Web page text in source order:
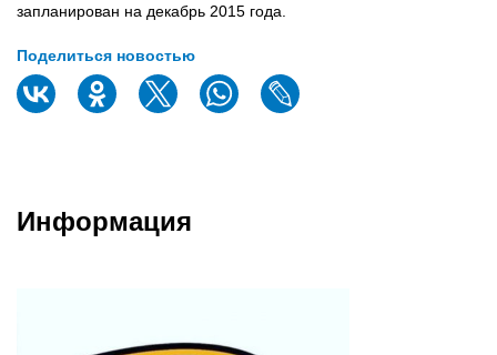
запланирован на декабрь 2015 года.
Поделиться новостью
Информация